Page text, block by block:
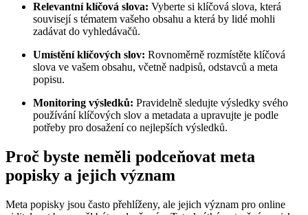
Relevantní klíčová slova: Vyberte si klíčová slova, která
souvisejí s tématem vašeho obsahu a která by lidé mohli
zadávat do vyhledávačů.
Umístění klíčových slov: Rovnoměrně rozmístěte klíčová
slova ve vašem obsahu, včetně nadpisů, odstavců a meta
popisu.
Monitoring výsledků: Pravidelně sledujte výsledky svého
používání klíčových slov a metadata a upravujte je podle
potřeby pro dosažení co nejlepších výsledků.
Proč byste neměli podceňovat meta
popisky a jejich význam
Meta popisky jsou často přehlíženy, ale jejich význam pro online